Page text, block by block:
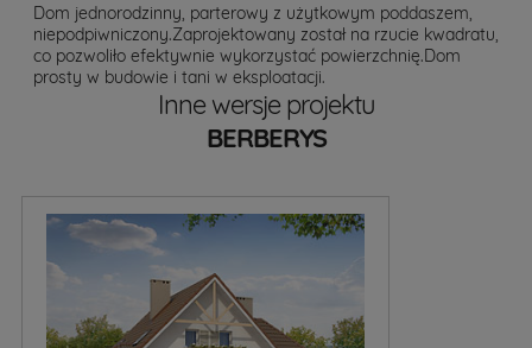
Dom jednorodzinny, parterowy z użytkowym poddaszem,
niepodpiwniczony.Zaprojektowany został na rzucie kwadratu,
co pozwoliło efektywnie wykorzystać powierzchnię.Dom
prosty w budowie i tani w eksploatacji.
Inne wersje projektu
BERBERYS